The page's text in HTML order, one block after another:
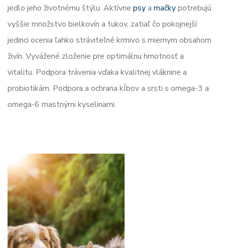
jedlo jeho životnému štýlu. Aktívne psya mačkypotrebujú
vyššie množstvo bielkovín a tukov, zatiaľ čo pokojnejší
jedinci ocenia ľahko stráviteľné krmivo s miernym obsahom
živín. Vyvážené zloženie pre optimálnu hmotnosť a
vitalitu. Podpora trávenia vďaka kvalitnej vláknine a
probiotikám. Podpora a ochrana kĺbov a srsti s omega-3 a
omega-6 mastnými kyselinami.